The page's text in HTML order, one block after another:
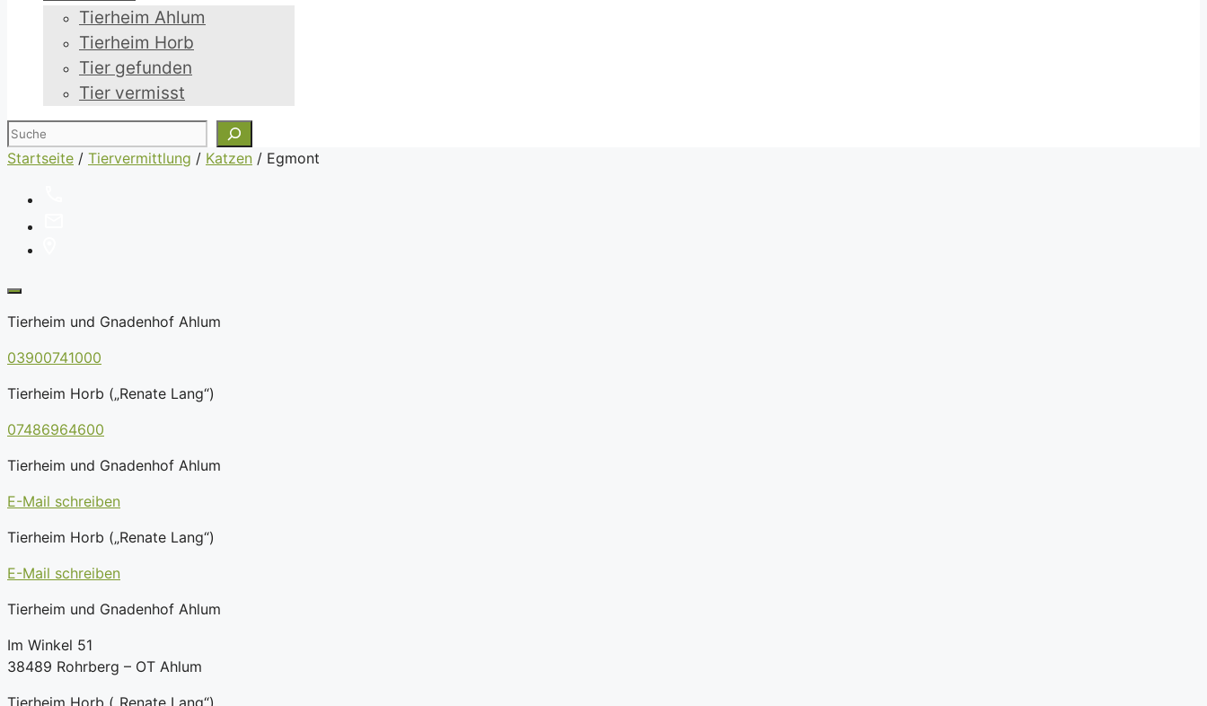
Tierheim Ahlum
Tierheim Horb
Tier gefunden
Tier vermisst
Suchen
Startseite / Tiervermittlung / Katzen / Egmont
Tierheim und Gnadenhof Ahlum
03900741000
Tierheim Horb („Renate Lang“)
07486964600
Tierheim und Gnadenhof Ahlum
E-Mail schreiben
Tierheim Horb („Renate Lang“)
E-Mail schreiben
Tierheim und Gnadenhof Ahlum
Im Winkel 51
38489 Rohrberg – OT Ahlum
Tierheim Horb („Renate Lang“)